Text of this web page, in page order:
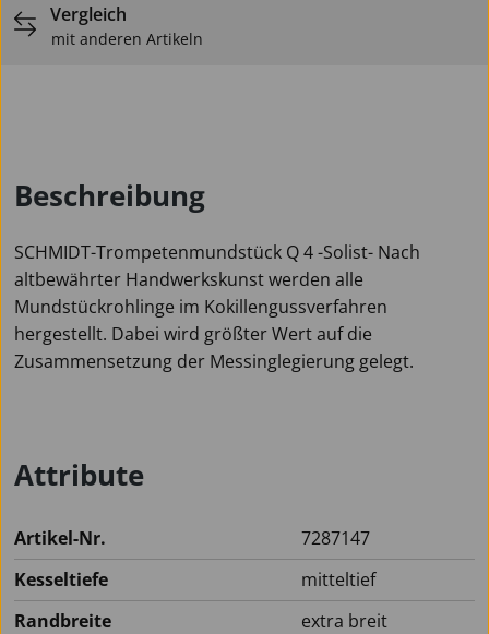
Vergleich
mit anderen Artikeln
Beschreibung
SCHMIDT-Trompetenmundstück Q 4 -Solist- Nach
altbewährter Handwerkskunst werden alle
Mundstückrohlinge im Kokillengussverfahren
hergestellt. Dabei wird größter Wert auf die
Zusammensetzung der Messinglegierung gelegt.
Attribute
Artikel-Nr.
7287147
Kesseltiefe
mitteltief
Randbreite
extra breit